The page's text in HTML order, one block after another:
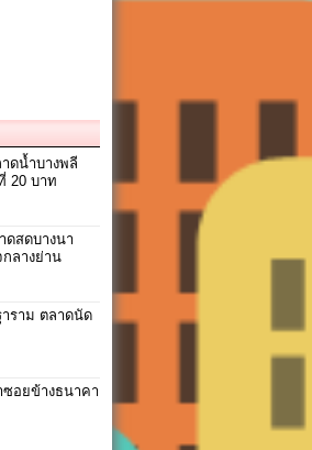
ดน้ำบางพลี
20 บาท
ดสดบางนา
ลางย่าน
ราม ตลาดนัด
อยข้างธนาคา